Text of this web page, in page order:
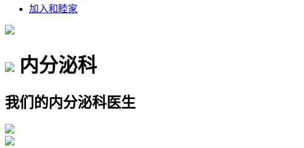
加入和睦家
内分泌科
我们的内分泌科医生